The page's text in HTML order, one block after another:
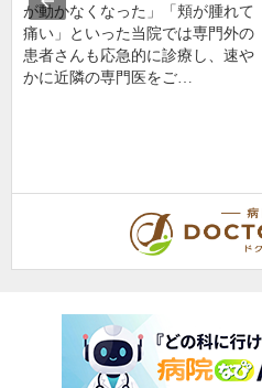
が動かなくなった」「頬が腫れて
痛い」といった当院では専門外の
患者さんも応急的に診療し、速や
かに近隣の専門医をご…